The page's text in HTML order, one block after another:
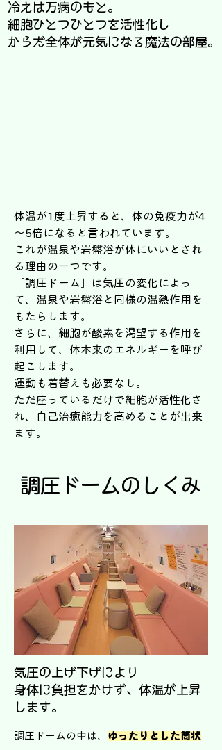
冷えは万病のもと。
細胞ひとつひとつを活性化し
からだ全体が元気になる魔法の部屋。
体温が1度上昇すると、体の免疫力が4
～5倍になると言われています。
これが温泉や岩盤浴が体にいいとされ
る理由の一つです。
「調圧ドーム」は気圧の変化によっ
て、温泉や岩盤浴と同様の温熱作用を
もたらします。
さらに、細胞が酸素を渇望する作用を
利用して、体本来のエネルギーを呼び
起こします。
運動も着替えも必要なし。
ただ座っているだけで細胞が活性化さ
れ、自己治癒能力を高めることが出来
ます。
調圧ドームのしくみ
気圧の上げ下げにより
身体に負担をかけず、体温が上昇
します。
調圧ドームの中は、 ゆったりとした筒状